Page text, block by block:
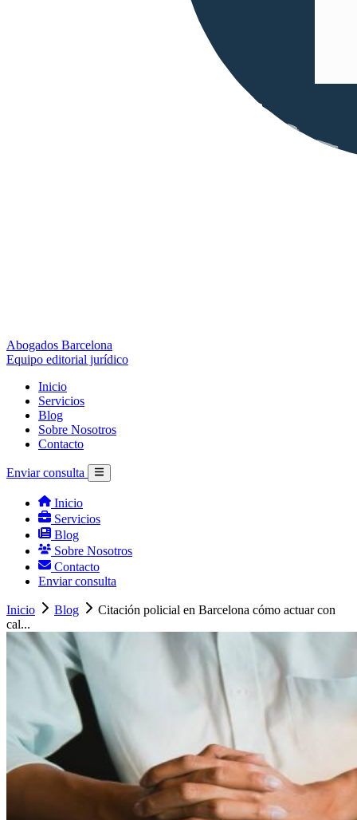
Abogados Barcelona
Equipo editorial jurídico
Inicio
Servicios
Blog
Sobre Nosotros
Contacto
Enviar consulta
Inicio
Servicios
Blog
Sobre Nosotros
Contacto
Enviar consulta
Inicio Blog
Citación policial en Barcelona cómo actuar con
cal...